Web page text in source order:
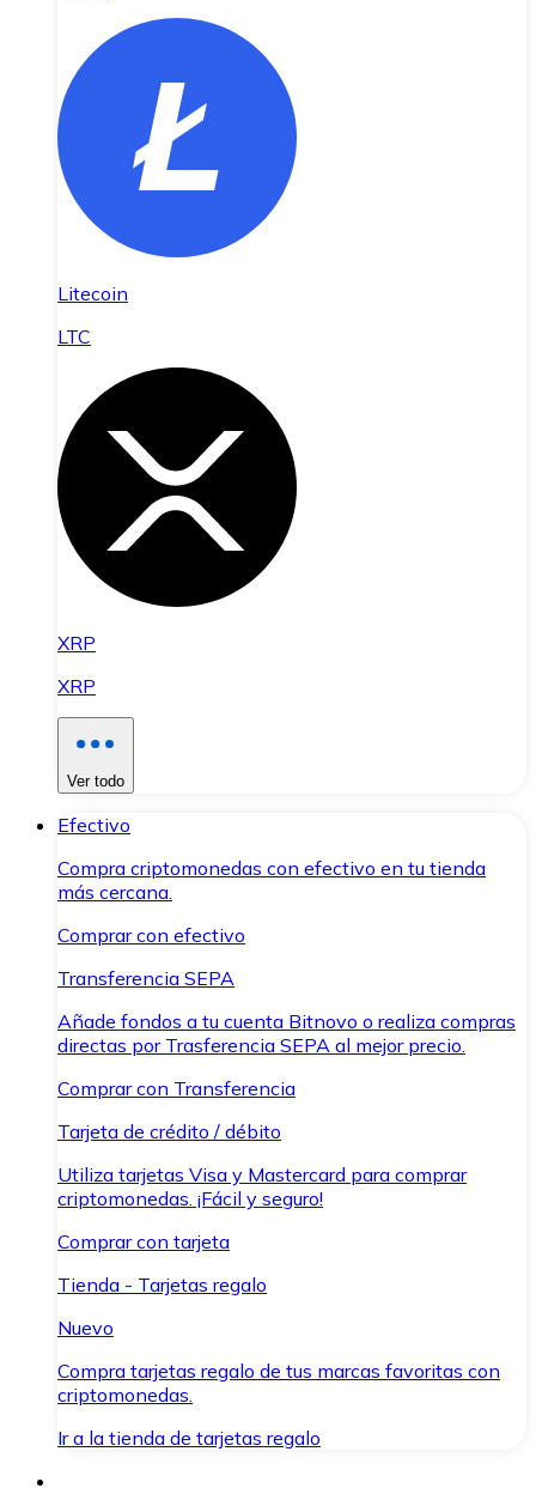
Litecoin
LTC
XRP
XRP
Ver todo
Efectivo
Compra criptomonedas con efectivo en tu tienda
más cercana.
Comprar con efectivo
Transferencia SEPA
Añade fondos a tu cuenta Bitnovo o realiza compras
directas por Trasferencia SEPA al mejor precio.
Comprar con Transferencia
Tarjeta de crédito / débito
Utiliza tarjetas Visa y Mastercard para comprar
criptomonedas. ¡Fácil y seguro!
Comprar con tarjeta
Tienda - Tarjetas regalo
Nuevo
Compra tarjetas regalo de tus marcas favoritas con
criptomonedas.
Ir a la tienda de tarjetas regalo